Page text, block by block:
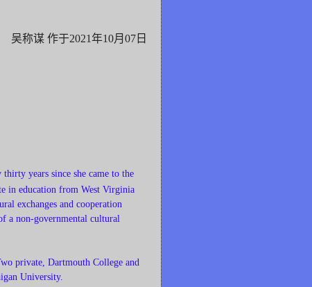
吴称谋 作于2021年10月07日
years since she came to the
in education from West Virginia
exchanges and cooperation
a non-governmental cultural
private, Dartmouth College and
University.